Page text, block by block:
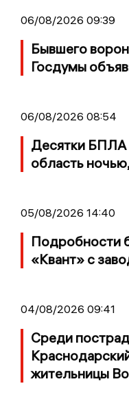
06/08/2026 09:39
Бывшего
Госдумы
06/08/2026 08:54
Десятки БПЛА
область
05/08/2026 14:40
Подробности
«Квант» с
04/08/2026 09:41
Среди
жительницы